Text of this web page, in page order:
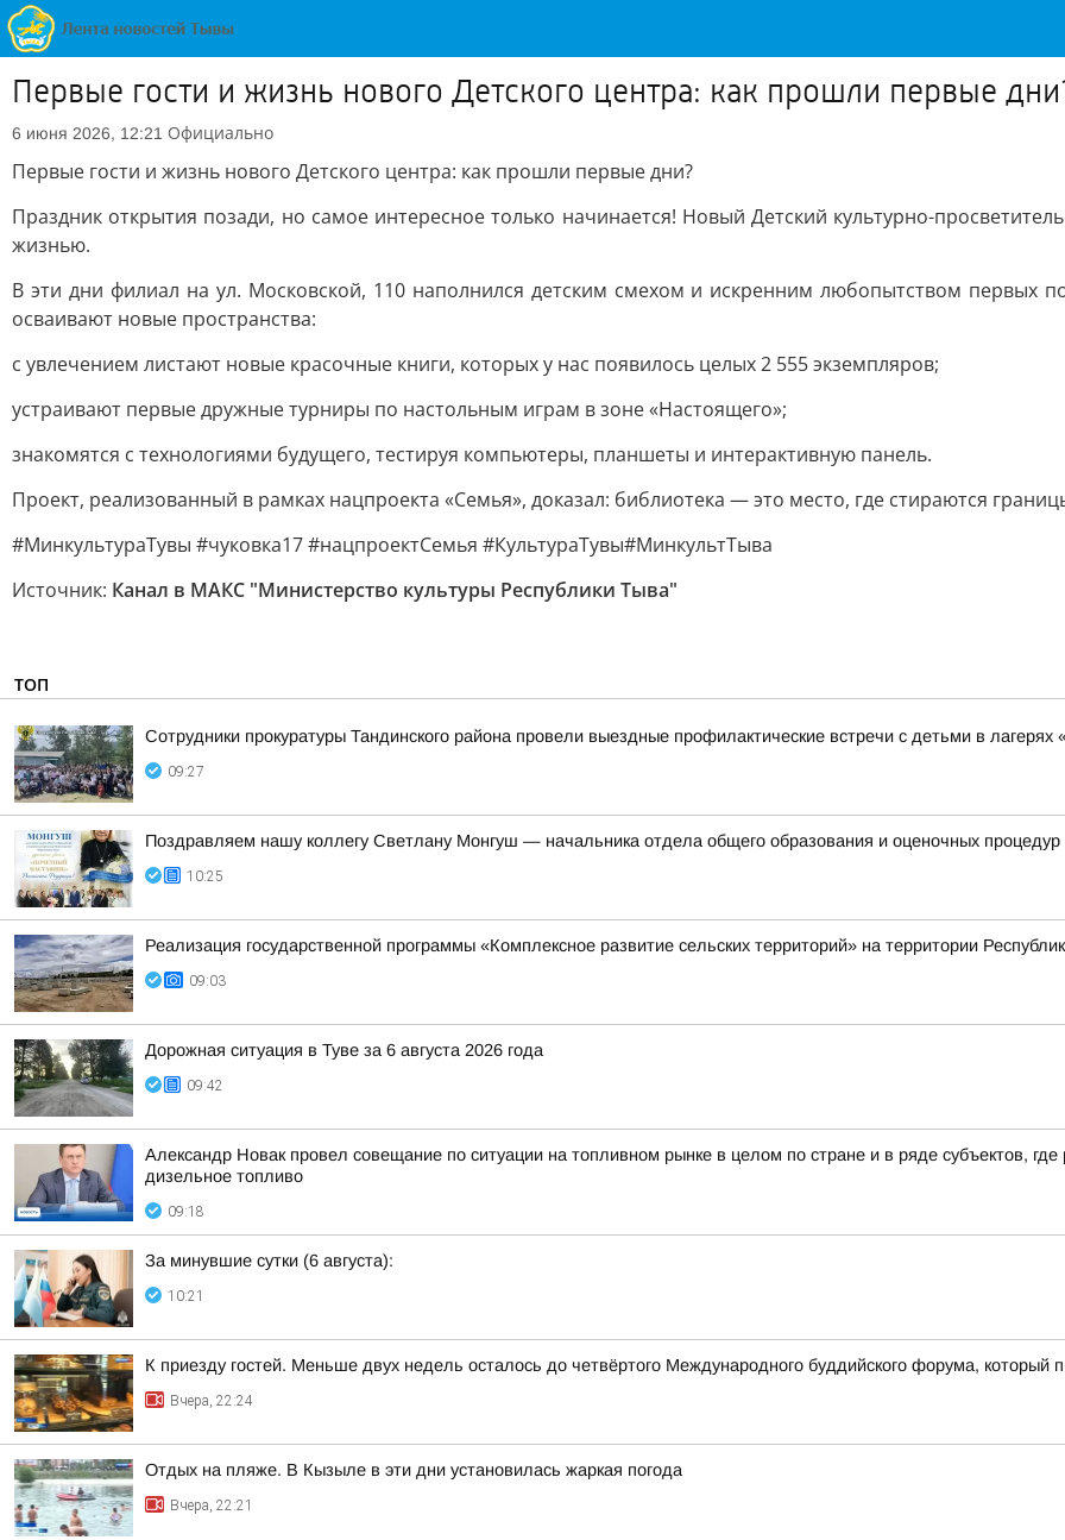
Первые гости и жизнь нового Детского центра: как прошли первые
6 июня 2026, 12:21 Официально
Первые гости и жизнь нового Детского центра: как прошли первые дни?
Праздник открытия позади, но самое интересное только начинается! Новый Детский культурно-
жизнью.
В эти дни филиал на ул. Московской, 110 наполнился детским смехом и искренним любопытством первых
осваивают новые пространства:
с увлечением листают новые красочные книги, которых у нас появилось целых 2 555 экземпляров;
устраивают первые дружные турниры по настольным играм в зоне «Настоящего»;
знакомятся с технологиями будущего, тестируя компьютеры, планшеты и интерактивную панель.
Проект, реализованный в рамках нацпроекта «Семья», доказал: библиотека — это место, где стираются
#МинкультураТувы #чуковка17 #нацпроектСемья #КультураТувы#МинкультТыва
Источник: Канал в МАКС "Министерство культуры Республики Тыва"
ТОП
Сотрудники прокуратуры Тандинского района провели выездные профилактические встречи с детьми в
09:27
Поздравляем нашу коллегу Светлану Монгуш — начальника отдела общего образования и оценочных процедур
10:25
Реализация государственной программы «Комплексное развитие сельских территорий» на территории
09:03
Дорожная ситуация в Туве за 6 августа 2026 года
09:42
Александр Новак провел совещание по ситуации на топливном рынке в целом по стране и в ряде субъектов,
дизельное топливо
09:18
За минувшие сутки (6 августа):
10:21
К приезду гостей. Меньше двух недель осталось до четвёртого Международного буддийского форума, который
Вчера, 22:24
Отдых на пляже. В Кызыле в эти дни установилась жаркая погода
Вчера, 22:21